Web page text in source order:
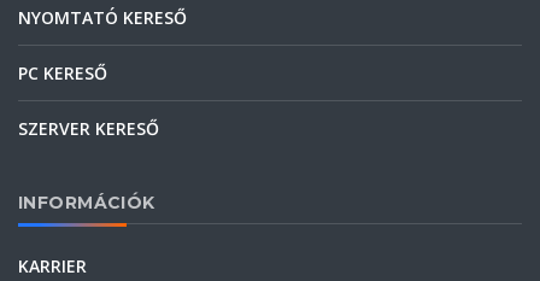
NYOMTATÓ KERESŐ
PC KERESŐ
SZERVER KERESŐ
INFORMÁCIÓK
KARRIER